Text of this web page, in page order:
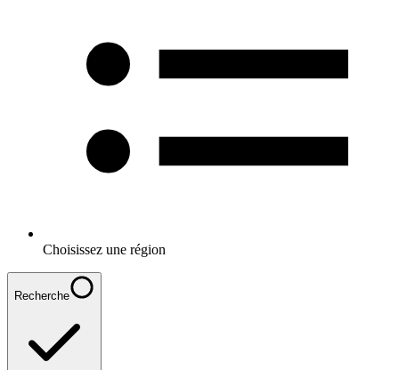
Choisissez une région
Recherche